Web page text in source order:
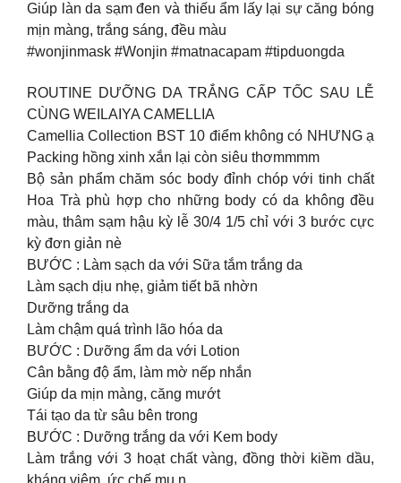
Giúp làn da sạm đen và thiếu ẩm lấy lại sự căng bóng
mịn màng, trắng sáng, đều màu
#wonjinmask #Wonjin #matnacapam #tipduongda
ROUTINE DƯỠNG DA TRẮNG CẤP TỐC SAU LỄ
CÙNG WEILAIYA CAMELLIA
Camellia Collection BST 10 điểm không có NHƯNG ạ
Packing hồng xinh xắn lại còn siêu thơmmmm
Bộ sản phẩm chăm sóc body đỉnh chóp với tinh chất
Hoa Trà phù hợp cho những body có da không đều
màu, thâm sạm hậu kỳ lễ 30/4 1/5 chỉ với 3 bước cực
kỳ đơn giản nè
BƯỚC : Làm sạch da với Sữa tắm trắng da
Làm sạch dịu nhẹ, giảm tiết bã nhờn
Dưỡng trắng da
Làm chậm quá trình lão hóa da
BƯỚC : Dưỡng ẩm da với Lotion
Cân bằng độ ẩm, làm mờ nếp nhắn
Giúp da mịn màng, căng mướt
Tái tạo da từ sâu bên trong
BƯỚC : Dưỡng trắng da với Kem body
Làm trắng với 3 hoạt chất vàng, đồng thời kiềm dầu,